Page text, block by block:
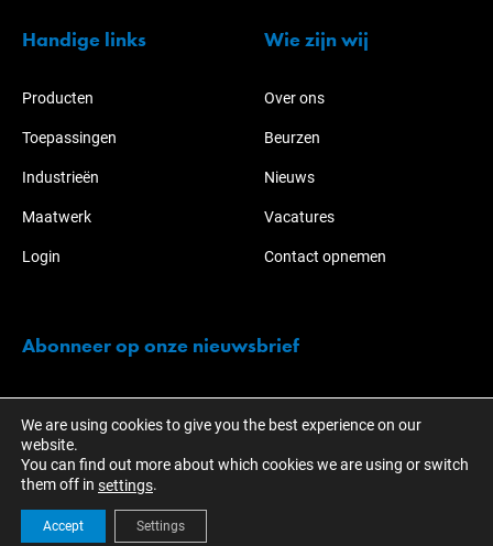
Handige links
Producten
Toepassingen
Industrieën
Maatwerk
Login
Wie zijn wij
Over ons
Beurzen
Nieuws
Vacatures
Contact opnemen
Abonneer op onze nieuwsbrief
Blijf op de hoogte van de acties en ontwikkelingen over KOTI-
NABO.
We are using cookies to give you the best experience on our
website.
You can find out more about which cookies we are using or switch
them off in settings.
Accept Settings